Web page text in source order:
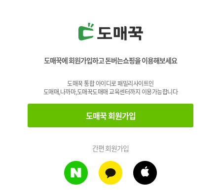
도매꾹에 회원가입하고 돈버는쇼핑을 이용해보세요
도매꾹 통합 아이디로 패밀리사이트인
도매매,나까마,도매꾹도매매 교육센터까지 이용가능합니다
도매꾹 회원가입
간편 회원가입